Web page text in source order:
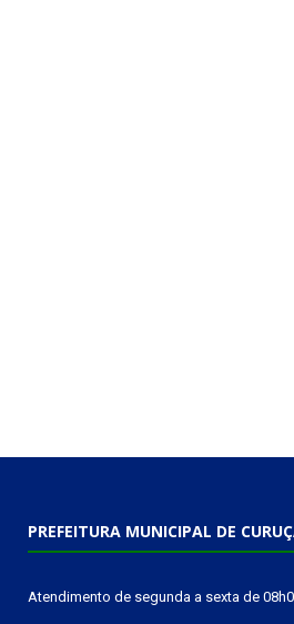
PREFEITURA MUNICIPAL DE
Atendimento de segunda a sexta de